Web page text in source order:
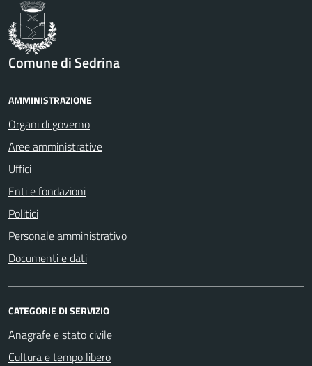
Comune di Sedrina
AMMINISTRAZIONE
Organi di governo
Aree amministrative
Uffici
Enti e fondazioni
Politici
Personale amministrativo
Documenti e dati
CATEGORIE DI SERVIZIO
Anagrafe e stato civile
Cultura e tempo libero